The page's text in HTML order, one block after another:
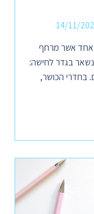
14/11/
אחד אשר מרחף
בגדר לחישה:
בחדרי הכושר,